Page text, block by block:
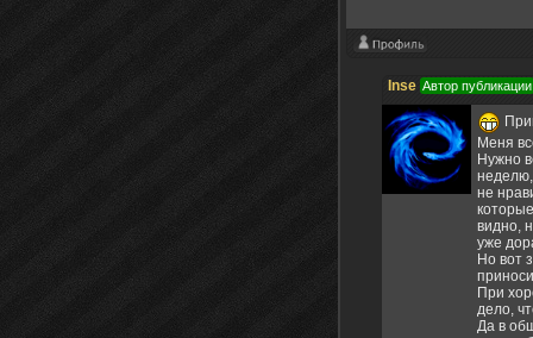
Inse Автор публикации
Меня
Нужно
неделю,
не
видно,
уже
Но вот
При
дело,
Да в